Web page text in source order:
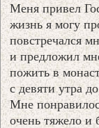
Меня привел
жизнь я могу
повстречался
и предложил
пожить в
с девяти утра
Мне
очень тяжело и